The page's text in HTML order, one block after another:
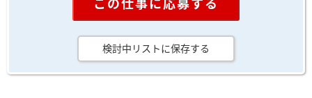
この仕事に応募する
検討中リストに保存する